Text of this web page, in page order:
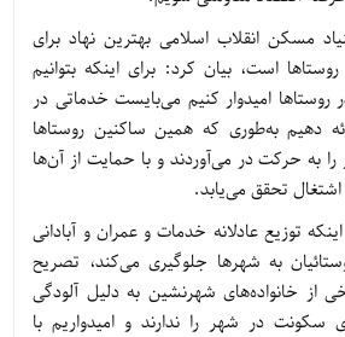
مسکن انقلاب اسلامی بهترین نهاد برای
است، بیان کرد: برای اینکه بتوانیم
روستاها امیدوار کنیم می‌بایست خدماتی در
دهیم به‌طوری که همین ساکنین روستاها
به حرکت در می‌آوردند و با حمایت از آن‌ها
اشتغال تحقق می‌یابد.
اینکه توزیع عادلانه خدمات و عمران و آبادانی
به شهرها جلوگیری می‌کند، تصریح
از خانواده‌های شهرنشین به دلیل آلودگی
سکونت در شهر را ندارند و امیدواریم با